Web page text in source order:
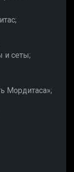
и сеты;
Мордитаса»;